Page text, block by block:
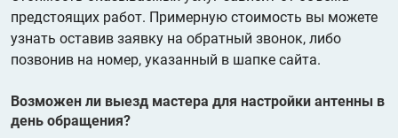
предстоящих работ. Примерную стоимость вы можете
узнать оставив заявку на обратный звонок, либо
позвонив на номер, указанный в шапке сайта.
Возможен ли выезд мастера для настройки антенны в
день обращения?